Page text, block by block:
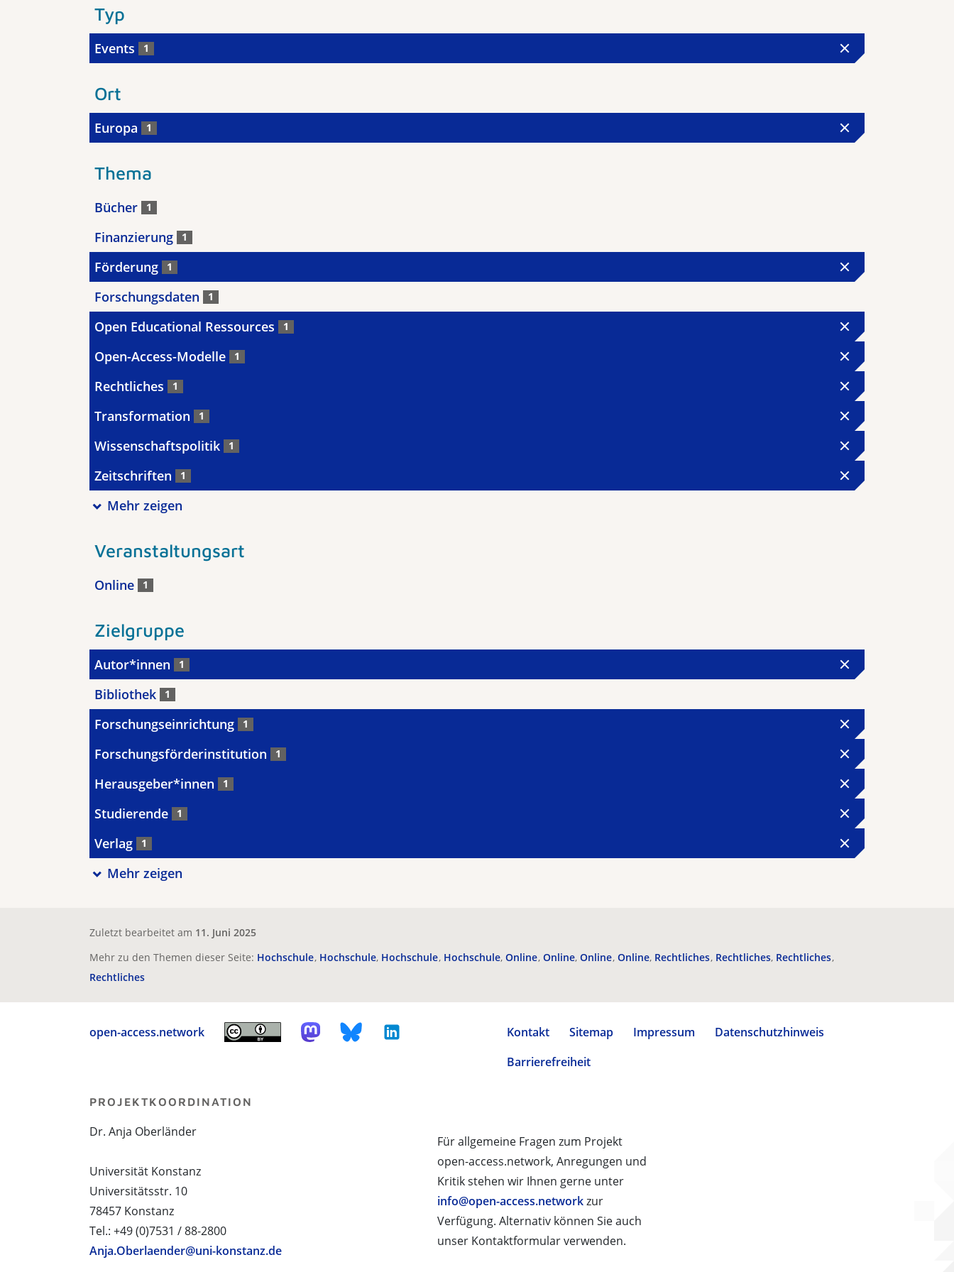
Typ
Events 1
Ort
Europa 1
Thema
Bücher 1
Finanzierung 1
Förderung 1
Forschungsdaten 1
Open Educational Ressources 1
Open-Access-Modelle 1
Rechtliches 1
Transformation 1
Wissenschaftspolitik 1
Zeitschriften 1
Mehr zeigen
Veranstaltungsart
Online 1
Zielgruppe
Autor*innen 1
Bibliothek 1
Forschungseinrichtung 1
Forschungsförderinstitution 1
Herausgeber*innen 1
Studierende 1
Verlag 1
Mehr zeigen
Zuletzt bearbeitet am 11. Juni 2025
Mehr zu den Themen dieser Seite: Hochschule Hochschule Hochschule Hochschule Online Online Online Online Rechtliches Rechtliches Rechtliches
Rechtliches
open-access.network Kontakt Sitemap Impressum
Datenschutzhinweis
Barrierefreiheit
Für allgemeine Fragen zum Projekt
open-access.network, Anregungen und
Kritik stehen wir Ihnen gerne unter
info@open-access.networkzur
Verfügung. Alternativ können Sie auch
unser Kontaktformular verwenden.
PROJEKTKOORDINATION
Dr. Anja Oberländer
Universität Konstanz
Universitätsstr. 10
78457 Konstanz
Tel.: +49 (0)7531 / 88-2800
Anja.Oberlaender@uni-konstanz.de